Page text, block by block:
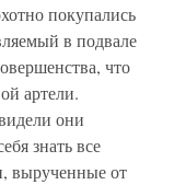
покупались
в подвале
что
артели.
они
знать все
вырученные от